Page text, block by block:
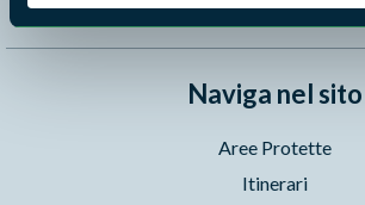
Naviga nel sito
Aree Protette
Itinerari